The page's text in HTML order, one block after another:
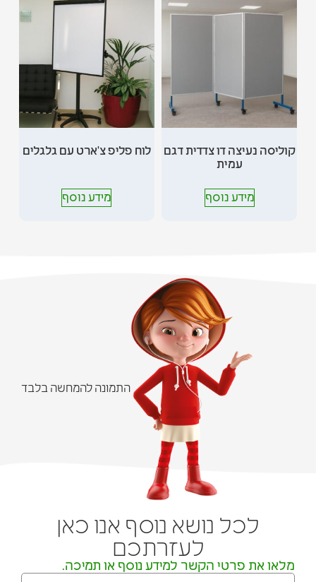
קוליסה נעיצה דו צדדית דגם
עמית
מידע נוסף
לוח פליפ צ'ארט עם גלגלים
מידע נוסף
לכל נושא נוסף אנו כאן
לעזרתכם
מלאו את פרטי הקשר למידע נוסף או תמיכה.
התמונה להמחשה בלבד